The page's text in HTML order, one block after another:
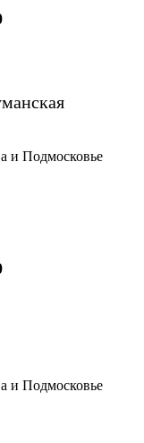
и Подмосковье
и Подмосковье